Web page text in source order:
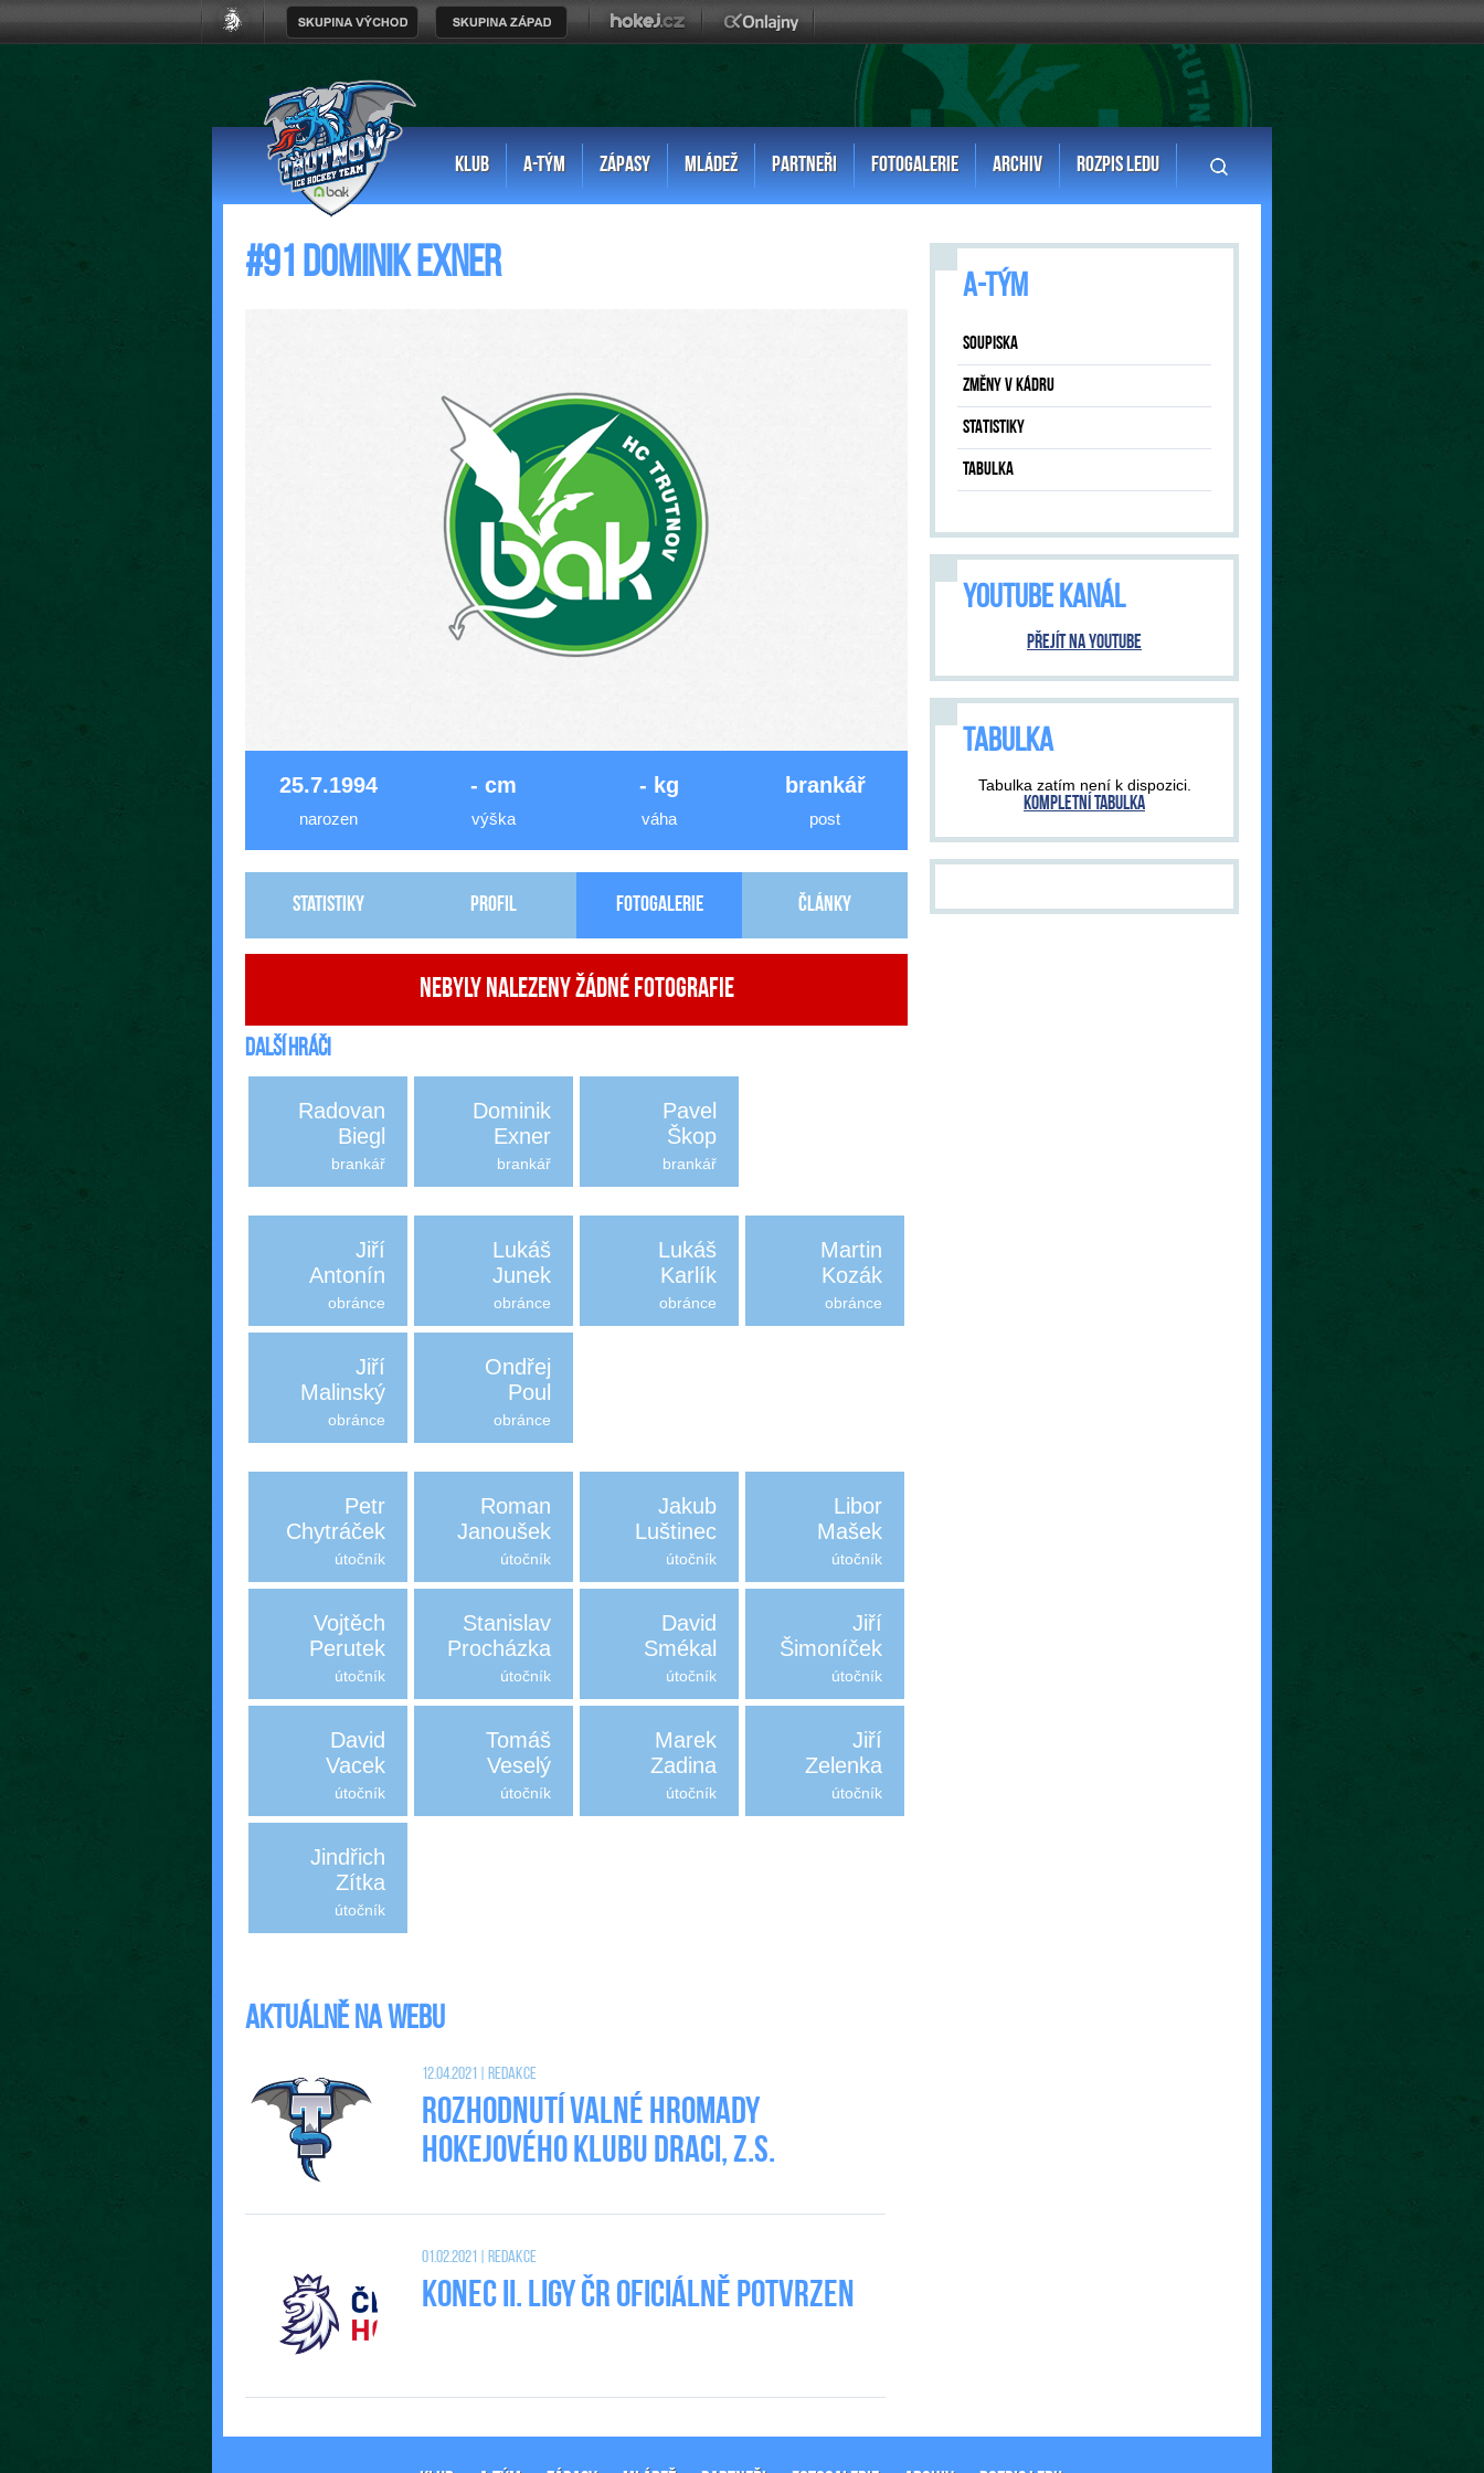
KLUB A-TÝM ZÁPASY MLÁDEŽ PARTNEŘI FOTOGALERIE ARCHIV ROZPIS LEDU
#91 Dominik Exner
25.7.1994
narozen
- cm
výška
- kg
váha
brankář
post
Statistiky Profil Fotogalerie Články
Nebyly nalezeny žádné fotografie
Další hráči
Radovan
Biegl
brankář
Dominik
Exner
brankář
Pavel
Škop
brankář
Jiří
Antonín
obránce
Lukáš
Junek
obránce
Lukáš
Karlík
obránce
Martin
Kozák
obránce
Jiří
Malinský
obránce
Ondřej
Poul
obránce
Petr
Chytráček
útočník
Roman
Janoušek
útočník
Jakub
Luštinec
útočník
Libor
Mašek
útočník
Vojtěch
Perutek
útočník
Stanislav
Procházka
útočník
David
Smékal
útočník
Jiří
Šimoníček
útočník
David
Vacek
útočník
Tomáš
Veselý
útočník
Marek
Zadina
útočník
Jiří
Zelenka
útočník
Jindřich
Zítka
útočník
Aktuálně na webu
12.04.2021 | Redakce
Rozhodnutí valné hromady
Hokejového klubu DRACI, z.s.
01.02.2021 | Redakce
Konec II. Ligy ČR oficiálně potvrzen
A-TÝM
SOUPISKA
ZMĚNY V KÁDRU
STATISTIKY
TABULKA
YOUTUBE KANÁL
Přejít na YouTube
TABULKA
Tabulka zatím není k dispozici.
Kompletní tabulka